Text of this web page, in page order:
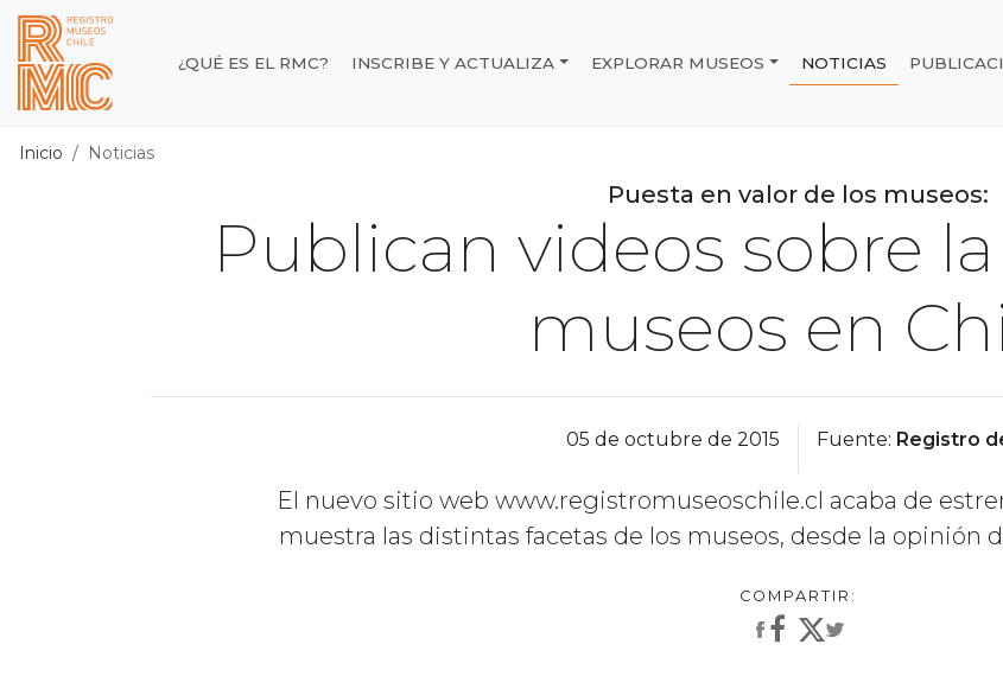
Contenido principal
Registro de Museos de Chile
¿QUÉ ES EL RMC? INSCRIBE Y ACTUALIZA EXPLORAR MUSEOS NOTICIAS
Inicio Noticias
Puesta en valor de los museos:
Publican videos sobre
museos en
05 de octubre de 2015 Fuente: Registro
El nuevo sitio web www.registromuseoschile.cl acaba de
muestra las distintas facetas de los museos, desde la opinión